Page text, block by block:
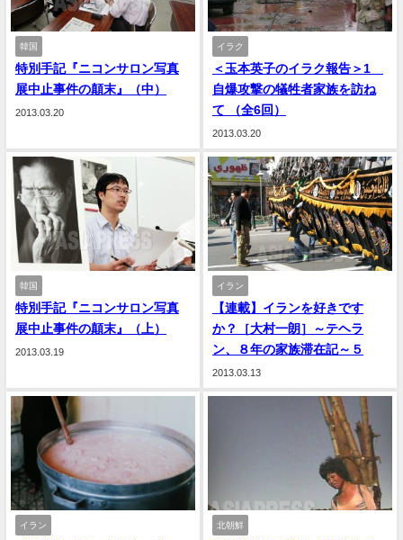
韓国
特別手記『ニコンサロン写真
展中止事件の顛末』（中）
2013.03.20
イラク
＜玉本英子のイラク報告＞1
自爆攻撃の犠牲者家族を訪ね
て （全6回）
2013.03.20
韓国
特別手記『ニコンサロン写真
展中止事件の顛末』（上）
2013.03.19
イラン
【連載】イランを好きです
か？［大村一朗］～テヘラ
ン、８年の家族滞在記～５
2013.03.13
イラン 北朝鮮